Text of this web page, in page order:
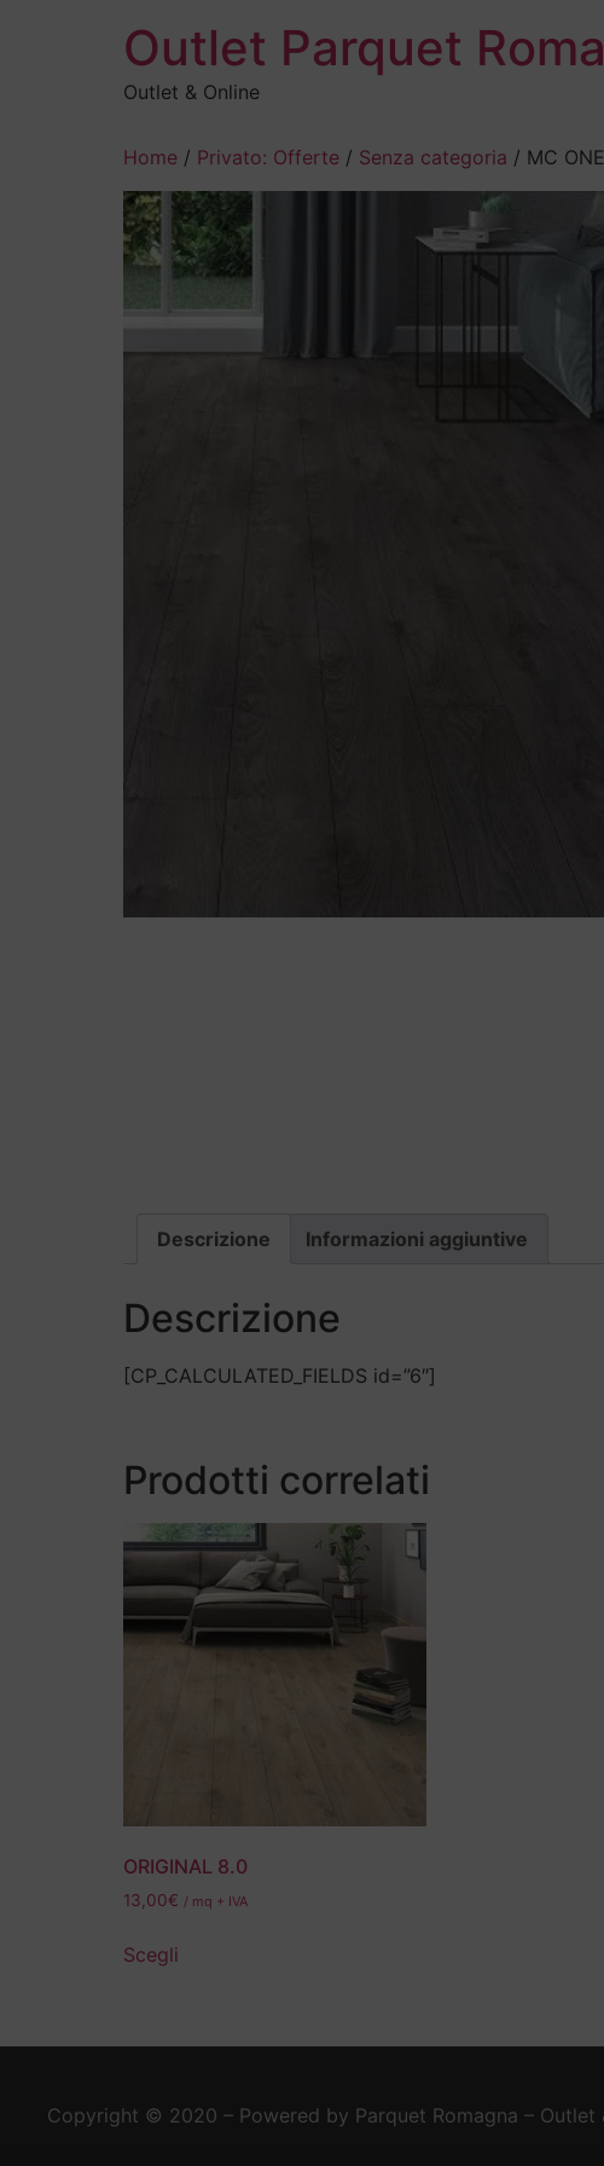
Outlet Parquet
Outlet & Online
Home / Privato: Offerte / Senza categoria / MC
Descrizione Informazioni aggiuntive
Descrizione
[CP_CALCULATED_FIELDS id=”6″]
Prodotti correlati
ORIGINAL 8.0
13,00€ / mq + IVA
Scegli
Copyright © 2020 – Powered by Parquet Romagna – Outlet